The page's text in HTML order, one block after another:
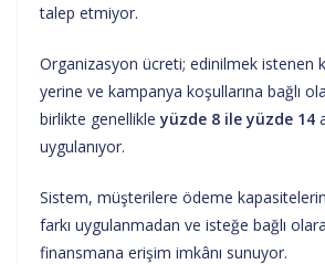
talep etmiyor.
Organizasyon ücreti; edinilmek istenen
yerine ve kampanya koşullarına bağlı
birlikte genellikleyüzde 8 ile yüzde 14
uygulanıyor.
Sistem, müşterilere ödeme
farkı uygulanmadan ve isteğe bağlı
finansmana erişim imkânı sunuyor.